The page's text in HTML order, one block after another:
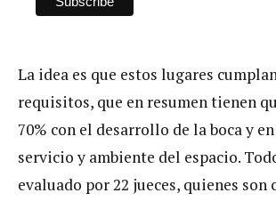
La idea es que estos lugares
requisitos, que en resumen tienen
70% con el desarrollo de la boca y
servicio y ambiente del espacio.
evaluado por 22 jueces, quienes son